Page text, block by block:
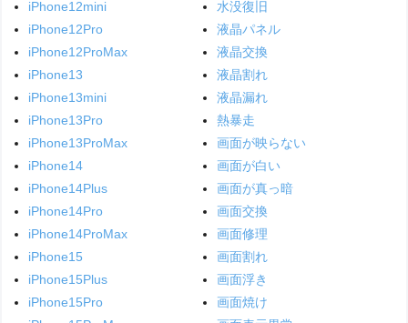
iPhone12mini
iPhone12Pro
iPhone12ProMax
iPhone13
iPhone13mini
iPhone13Pro
iPhone13ProMax
iPhone14
iPhone14Plus
iPhone14Pro
iPhone14ProMax
iPhone15
iPhone15Plus
iPhone15Pro
水没復旧
液晶パネル
液晶交換
液晶割れ
液晶漏れ
熱暴走
画面が映らない
画面が白い
画面が真っ暗
画面交換
画面修理
画面割れ
画面浮き
画面焼け